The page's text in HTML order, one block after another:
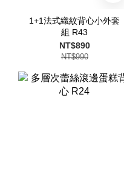
1+1法式織紋背心小外套
組 R43
NT$890
NT$990